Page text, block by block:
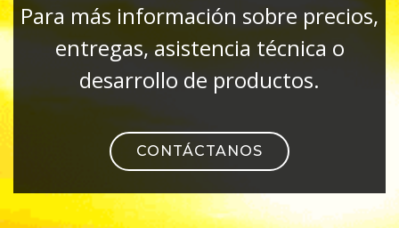
Para más información sobre precios,
entregas, asistencia técnica o
desarrollo de productos.
CONTÁCTANOS